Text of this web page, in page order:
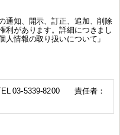
通知、開示、訂正、追加、削除
利があります。詳細につきまし
情報の取り扱いについて」
03-5339-8200 責任者：